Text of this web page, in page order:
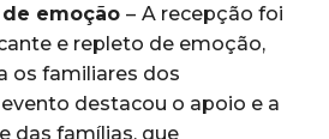
emoção – A recepção foi
e repleto de emoção,
os familiares dos
destacou o apoio e a
das famílias, que